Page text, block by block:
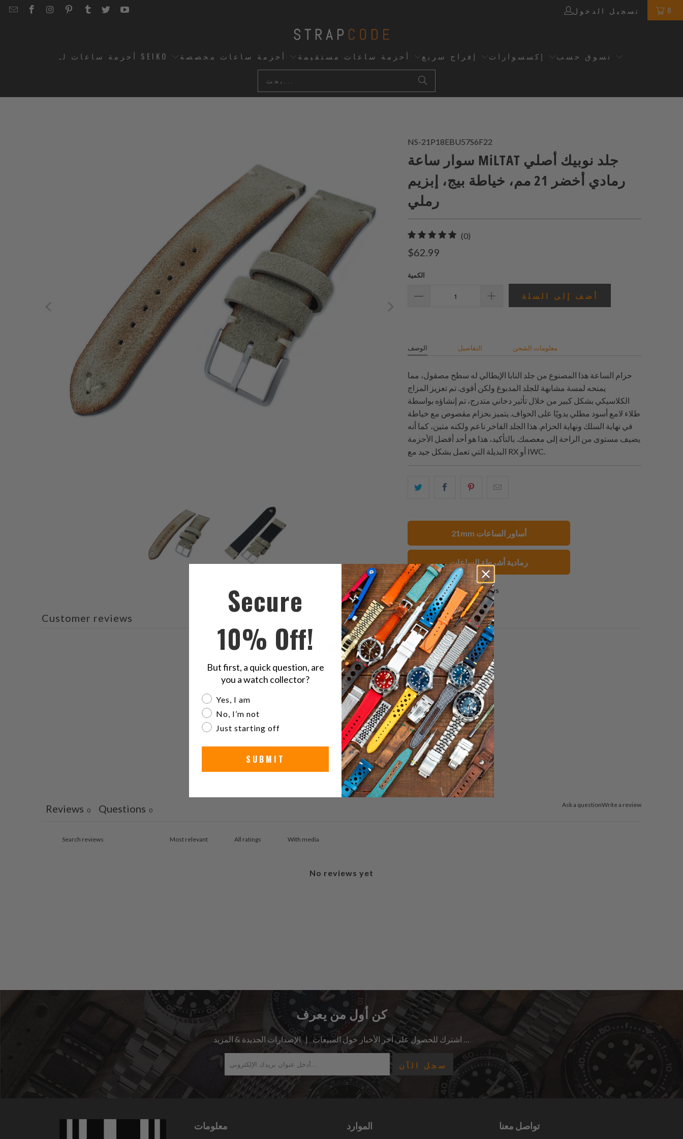
EMAILSTRAPCODE
STRAPCODE
STRAPCODE
STRAPCODE
STRAPCODE
TWITTER
STRAPCODE
YOUTUBE
تسجيل الدخول 0
أحزمة ساعات لـ SEIKO أحزمة ساعات مخصصة أحزمة ساعات مستقيمة إفراج سريع إكسسوارات تسوق حسب
NS-21P18EBU57S6F22
سوار ساعة MiLTAT جلد نوبيك أصلي
رمادي أخضر 21 مم، خياطة بيج، إبزيم
رملي
(0)
$62.99
الكمية
أضف إلى السلة
الوصف التفاصيل معلومات الشحن
حزام الساعة هذا المصنوع من جلد النابا الإيطالي له سطح مصقول، مما
يمنحه لمسة مشابهة للجلد المدبوغ ولكن أقوى. تم تعزيز المزاج
الكلاسيكي بشكل كبير من خلال تأثير دخاني متدرج، تم إنشاؤه بواسطة
طلاء لامع أسود مطلي يدويًا على الحواف. يتميز بحزام مقصوص مع خياطة
في نهاية السلك ونهاية الحزام. هذا الجلد الفاخر ناعم ولكنه متين، كما أنه
يضيف مستوى من الراحة إلى معصمك. بالتأكيد، هذا هو أحد أفضل الأحزمة
البديلة التي تعمل بشكل جيد مع RX أو IWC.
شارك
شارك
شارك
صديق
21mm أساور الساعات
رمادية أشرطة الساعات
0 reviews
Customer reviews
0 0 reviews
0%
0%
3
0%
2
0%
0%
Ask a questionWrite a review
Reviews 0 Questions 0
With media
No reviews yet
كن أول من يعرف
معلومات الموارد تواصل معنا
Secure
10% Off!
But first, a quick question, are
you a watch collector?
Are you a watch collector?
Yes, I am
No, I’m not
Just starting off
SUBMIT